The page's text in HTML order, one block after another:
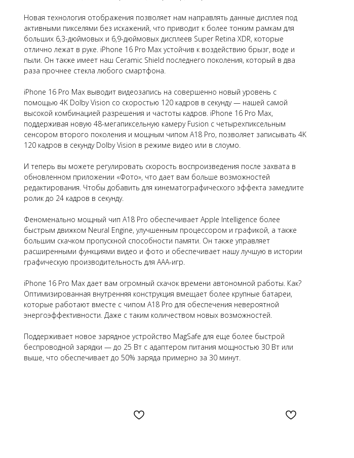
Новая технология отображения позволяет нам направлять данные дисплея под
активными пикселями без искажений, что приводит к более тонким рамкам для
больших 6,3-дюймовых и 6,9-дюймовых дисплеев Super Retina XDR, которые
отлично лежат в руке. iPhone 16 Pro Max устойчив к воздействию брызг, воде и
пыли. Он также имеет наш Ceramic Shield последнего поколения, который в два
раза прочнее стекла любого смартфона.
iPhone 16 Pro Max выводит видеозапись на совершенно новый уровень с
помощью 4K Dolby Vision со скоростью 120 кадров в секунду — нашей самой
высокой комбинацией разрешения и частоты кадров. iPhone 16 Pro Max,
поддерживая новую 48-мегапиксельную камеру Fusion с четырехпиксельным
сенсором второго поколения и мощным чипом A18 Pro, позволяет записывать 4K
120 кадров в секунду Dolby Vision в режиме видео или в слоумо.
И теперь вы можете регулировать скорость воспроизведения после захвата в
обновленном приложении «Фото», что дает вам больше возможностей
редактирования. Чтобы добавить для кинематографического эффекта замедлите
ролик до 24 кадров в секунду.
Феноменально мощный чип A18 Pro обеспечивает Apple Intelligence более
быстрым движком Neural Engine, улучшенным процессором и графикой, а также
большим скачком пропускной способности памяти. Он также управляет
расширенными функциями видео и фото и обеспечивает нашу лучшую в истории
графическую производительность для ААА-игр.
iPhone 16 Pro Max дает вам огромный скачок времени автономной работы. Как?
Оптимизированная внутренняя конструкция вмещает более крупные батареи,
которые работают вместе с чипом A18 Pro для обеспечения невероятной
энергоэффективности. Даже с таким количеством новых возможностей.
Поддерживает новое зарядное устройство MagSafe для еще более быстрой
беспроводной зарядки — до 25 Вт с адаптером питания мощностью 30 Вт или
выше, что обеспечивает до 50% заряда примерно за 30 минут.